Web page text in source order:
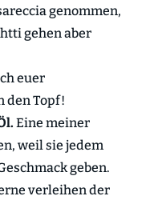
genommen,
gehen aber
euer
den Topf!
Eine meiner
weil sie jedem
geben.
verleihen der